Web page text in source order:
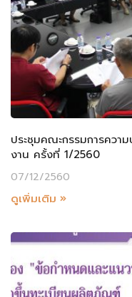
ประชุมคณะกรรมการคว
งาน ครั้งที่ 1/2560
07/12/2560
ดูเพิ่มเติม »